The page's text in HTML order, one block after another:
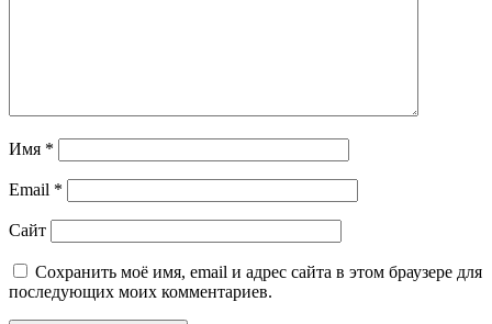
Имя *
Email *
Сайт
Сохранить моё имя, email и адрес сайта в этом браузере для
последующих моих комментариев.